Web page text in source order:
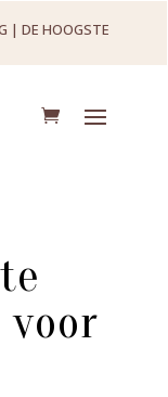
| DE HOOGSTE
voor